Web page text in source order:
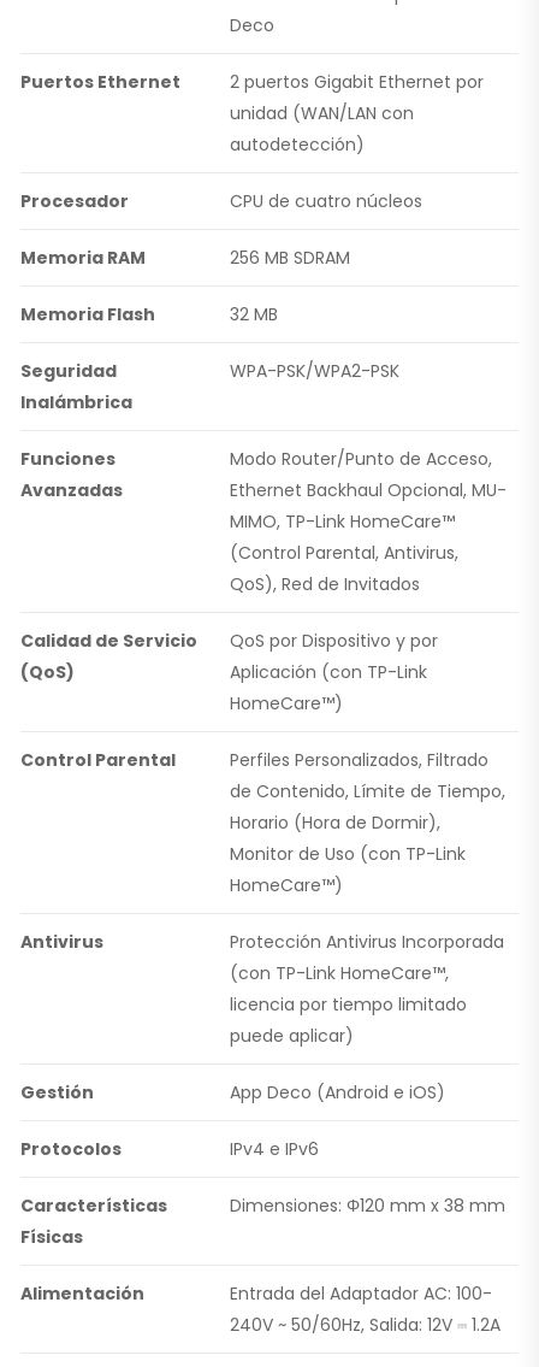
Deco
Puertos Ethernet
2 puertos Gigabit Ethernet por
unidad (WAN/LAN con
autodetección)
Procesador CPU de cuatro núcleos
Memoria RAM 256 MB SDRAM
Memoria Flash 32 MB
Seguridad
Inalámbrica
WPA-PSK/WPA2-PSK
Funciones
Avanzadas
Modo Router/Punto de Acceso,
Ethernet Backhaul Opcional, MU-
MIMO, TP-Link HomeCare™
(Control Parental, Antivirus,
QoS), Red de Invitados
Calidad de Servicio
(QoS)
QoS por Dispositivo y por
Aplicación (con TP-Link
HomeCare™)
Control Parental
Perfiles Personalizados, Filtrado
de Contenido, Límite de Tiempo,
Horario (Hora de Dormir),
Monitor de Uso (con TP-Link
HomeCare™)
Antivirus
Protección Antivirus Incorporada
(con TP-Link HomeCare™,
licencia por tiempo limitado
puede aplicar)
Gestión App Deco (Android e iOS)
Protocolos IPv4 e IPv6
Características
Físicas
Dimensiones: Φ120 mm x 38 mm
Alimentación
Entrada del Adaptador AC: 100-
240V ~ 50/60Hz, Salida: 12V ⎓ 1.2A